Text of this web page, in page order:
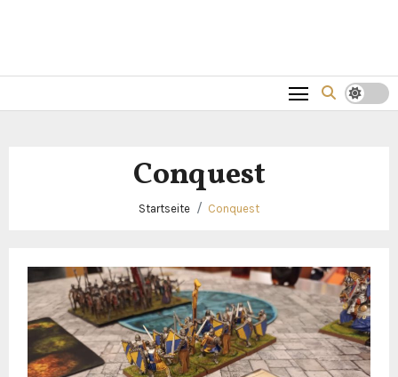
Conquest
Startseite Conquest